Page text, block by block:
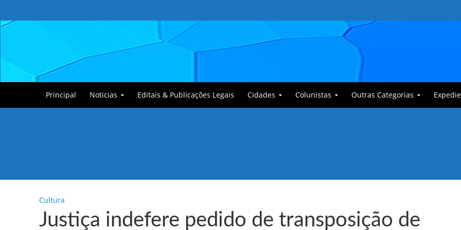
Principal Noticias Editais & Publicações Legais Cidades Colunistas Outras Categorias
Cultura
Justiça indefere pedido de transposição de